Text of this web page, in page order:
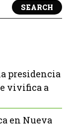
SEARCH
presidencia
vivifica a
en Nueva